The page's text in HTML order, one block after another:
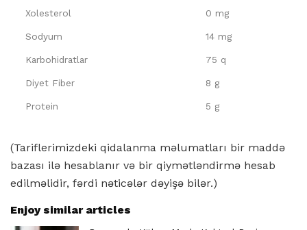
Xolesterol 0 mg
Sodyum 14 mg
Karbohidratlar 75 q
Diyet Fiber 8 g
Protein 5 g
(Tariflerimizdeki qidalanma məlumatları bir maddə
bazası ilə hesablanır və bir qiymətləndirmə hesab
edilməlidir, fərdi nəticələr dəyişə bilər.)
Enjoy similar articles